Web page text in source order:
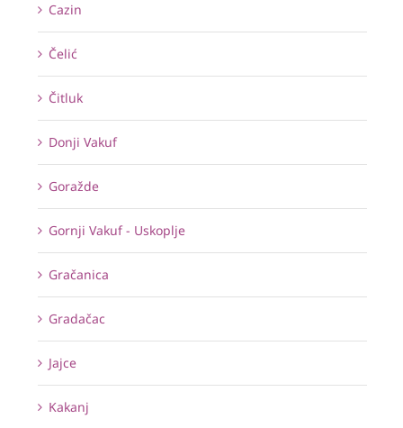
Cazin
Čelić
Čitluk
Donji Vakuf
Goražde
Gornji Vakuf - Uskoplje
Gračanica
Gradačac
Jajce
Kakanj